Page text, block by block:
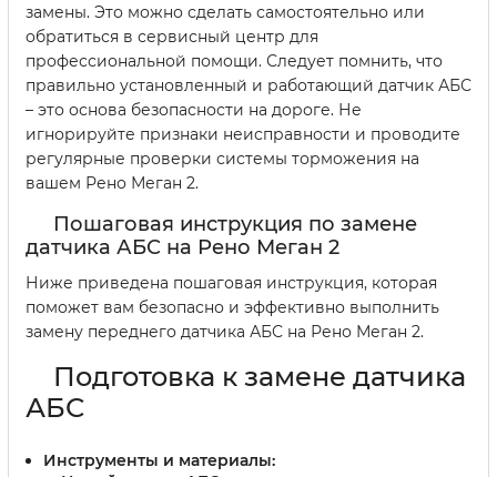
замены. Это можно сделать самостоятельно или
обратиться в сервисный центр для
профессиональной помощи. Следует помнить, что
правильно установленный и работающий датчик АБС
– это основа безопасности на дороге. Не
игнорируйте признаки неисправности и проводите
регулярные проверки системы торможения на
вашем Рено Меган 2.
Пошаговая инструкция по замене
датчика АБС на Рено Меган 2
Ниже приведена пошаговая инструкция, которая
поможет вам безопасно и эффективно выполнить
замену переднего датчика АБС на Рено Меган 2.
Подготовка к замене датчика
АБС
Инструменты и материалы: